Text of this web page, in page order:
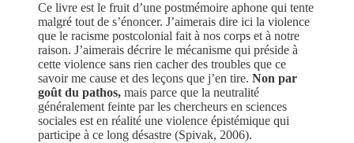
Ce livre est le fruit d’une postmémoire aphone qui tente
malgré tout de s’énoncer. J’aimerais dire ici la violence
que le racisme postcolonial fait à nos corps et à notre
raison. J’aimerais décrire le mécanisme qui préside à
cette violence sans rien cacher des troubles que ce
savoir me cause et des leçons que j’en tire. Non par
goût du pathos, mais parce que la neutralité
généralement feinte par les chercheurs en sciences
sociales est en réalité une violence épistémique qui
participe à ce long désastre (Spivak, 2006).